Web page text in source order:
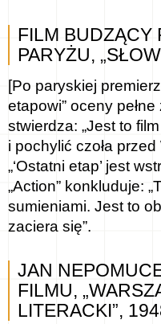
FILM BUDZĄCY
PARYŻU,
[Po paryskiej
etapowi” oceny
stwierdza: „Jest to
i pochylić czoła
„‘Ostatni etap’ jest
„Action” konkluduje:
sumieniami. Jest to
zaciera się”.
JAN
FILMU,
LITERACKI”,